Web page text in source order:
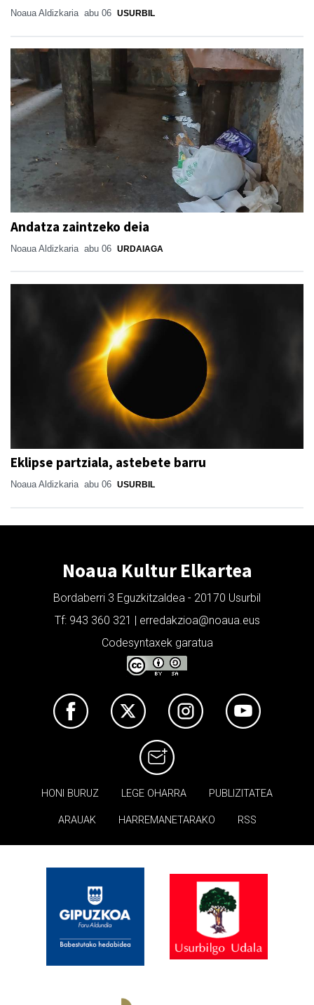
Noaua Aldizkaria abu 06 USURBIL
Andatza zaintzeko deia
Noaua Aldizkaria abu 06 URDAIAGA
Eklipse partziala, astebete barru
Noaua Aldizkaria abu 06 USURBIL
Noaua Kultur Elkartea
Bordaberri 3 Eguzkitzaldea - 20170 Usurbil
Tf: 943 360 321 | erredakzioa@noaua.eus
Codesyntaxek garatua
HONI BURUZ LEGE OHARRA PUBLIZITATEA
ARAUAK HARREMANETARAKO RSS